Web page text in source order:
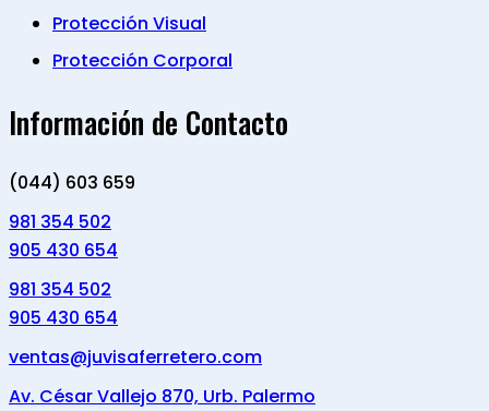
Protección Visual
Protección Corporal
Información de Contacto
(044) 603 659
981 354 502
905 430 654
981 354 502
905 430 654
ventas@juvisaferretero.com
Av. César Vallejo 870, Urb. Palermo